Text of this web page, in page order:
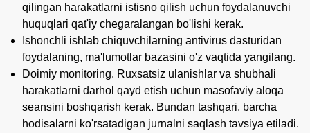
qilingan harakatlarni istisno qilish uchun foydalanuvchi
huquqlari qat'iy chegaralangan bo'lishi kerak.
Ishonchli ishlab chiquvchilarning antivirus dasturidan
foydalaning, ma'lumotlar bazasini o'z vaqtida yangilang.
Doimiy monitoring. Ruxsatsiz ulanishlar va shubhali
harakatlarni darhol qayd etish uchun masofaviy aloqa
seansini boshqarish kerak. Bundan tashqari, barcha
hodisalarni ko'rsatadigan jurnalni saqlash tavsiya etiladi.